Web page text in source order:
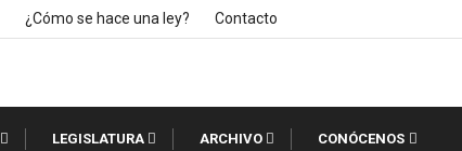
¿Cómo se hace una ley? Contacto
LEGISLATURA ARCHIVO CONÓCENOS